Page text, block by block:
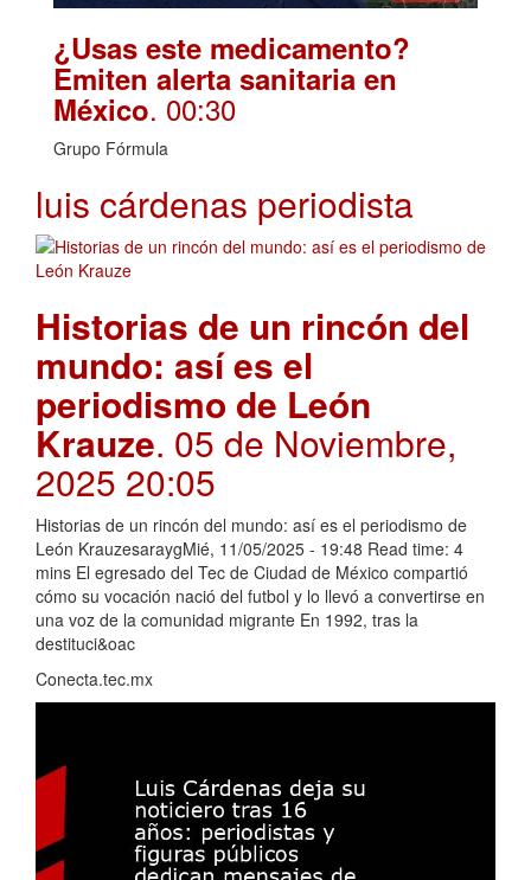
¿Usas este medicamento?
Emiten alerta sanitaria en
México. 00:30
Grupo Fórmula
luis cárdenas periodista
Historias de un rincón del
mundo: así es el
periodismo de León
Krauze. 05 de Noviembre,
2025 20:05
Historias de un rincón del mundo: así es el periodismo de
León KrauzesaraygMié, 11/05/2025 - 19:48 Read time: 4
mins El egresado del Tec de Ciudad de México compartió
cómo su vocación nació del futbol y lo llevó a convertirse en
una voz de la comunidad migrante En 1992, tras la
destituci&oac
Conecta.tec.mx